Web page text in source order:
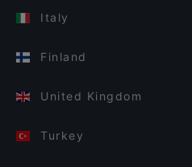
Italy
Finland
United Kingdom
Turkey